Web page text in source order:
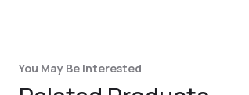
You May Be Interested